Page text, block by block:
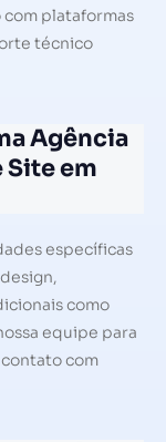
plataformas
técnico
Agência
Site em
específicas
como
equipe para
com